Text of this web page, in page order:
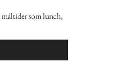
som lunch,